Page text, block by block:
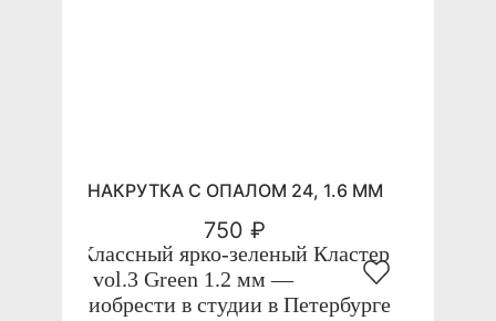
НАКРУТКА С ОПАЛОМ 24, 1.6 ММ
750 ₽